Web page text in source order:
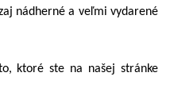
nádherné a veľmi vydarené
ktoré ste na našej stránke